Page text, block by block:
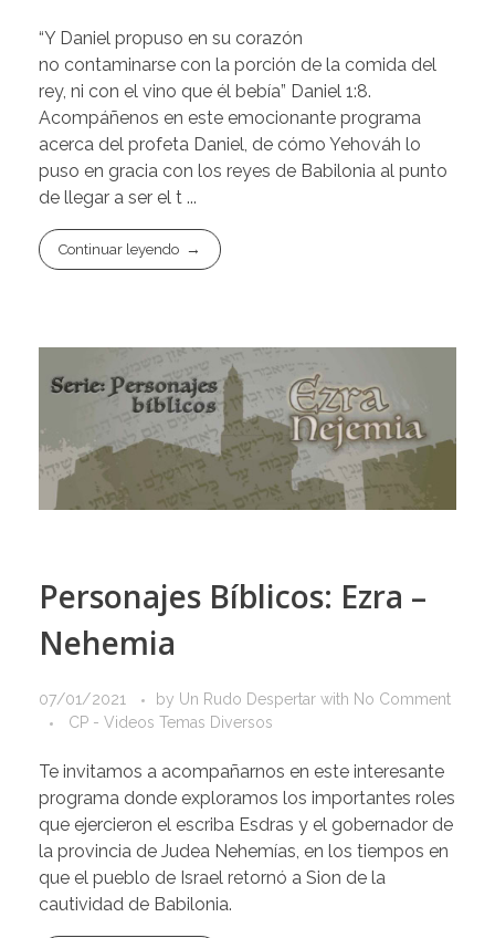
“Y Daniel propuso en su corazón
no contaminarse con la porción de la comida del
rey, ni con el vino que él bebía” Daniel 1:8.
Acompáñenos en este emocionante programa
acerca del profeta Daniel, de cómo Yehováh lo
puso en gracia con los reyes de Babilonia al punto
de llegar a ser el t ...
Continuar leyendo
Personajes Bíblicos: Ezra –
Nehemia
07/01/2021 by Un Rudo Despertar with No Comment
CP - Videos Temas Diversos
Te invitamos a acompañarnos en este interesante
programa donde exploramos los importantes roles
que ejercieron el escriba Esdras y el gobernador de
la provincia de Judea Nehemías, en los tiempos en
que el pueblo de Israel retornó a Sion de la
cautividad de Babilonia.